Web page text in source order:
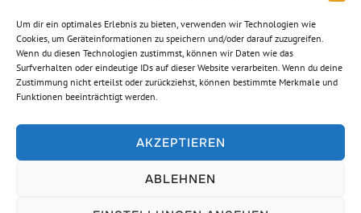
Um dir ein optimales Erlebnis zu bieten, verwenden wir Technologien wie
Cookies, um Geräteinformationen zu speichern und/oder darauf zuzugreifen.
Wenn du diesen Technologien zustimmst, können wir Daten wie das
Surfverhalten oder eindeutige IDs auf dieser Website verarbeiten. Wenn du deine
Zustimmung nicht erteilst oder zurückziehst, können bestimmte Merkmale und
Funktionen beeinträchtigt werden.
AKZEPTIEREN
ABLEHNEN